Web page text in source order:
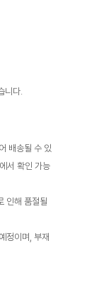
니다.
배송될 수 있
서 확인 가능
인해 품절될
정이며, 부재